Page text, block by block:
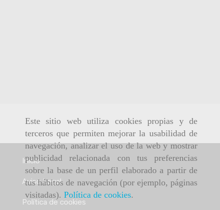
Este sitio web utiliza cookies propias y de
terceros que permiten mejorar la usabilidad de
navegación, analizar el uso de la web y mostrar
publicidad relacionada con tus preferencias
sobre la base de un perfil elaborado a partir de
tus hábitos de navegación (por ejemplo, páginas
visitadas). Política de cookies.
Inicio
Aviso Legal
Política de cookies